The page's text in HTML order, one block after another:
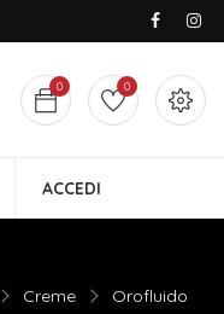
0 0
ACCEDI
Creme Orofluido